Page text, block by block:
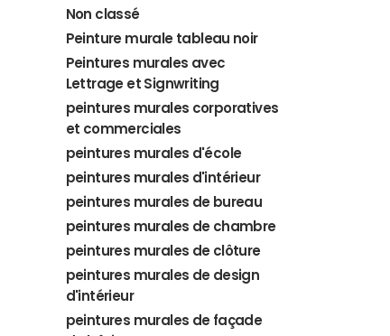
Non classé
Peinture murale tableau noir
Peintures murales avec
Lettrage et Signwriting
peintures murales corporatives
et commerciales
peintures murales d'école
peintures murales d'intérieur
peintures murales de bureau
peintures murales de chambre
peintures murales de clôture
peintures murales de design
d'intérieur
peintures murales de façade